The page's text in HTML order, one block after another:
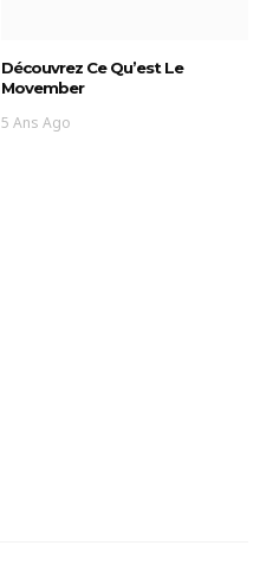
Découvrez Ce Qu’est Le
Movember
5 Ans Ago